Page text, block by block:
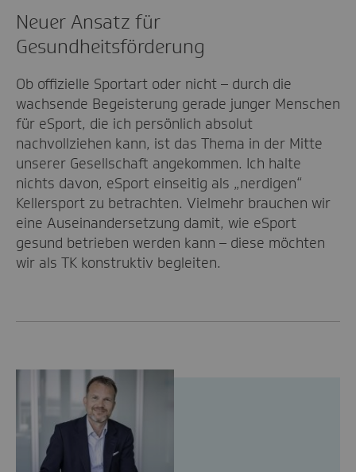
Neuer Ansatz für
Gesundheitsförderung
Ob offizielle Sportart oder nicht – durch die
wachsende Begeisterung gerade junger Menschen
für eSport, die ich persönlich absolut
nachvollziehen kann, ist das Thema in der Mitte
unserer Gesellschaft angekommen. Ich halte
nichts davon, eSport einseitig als „nerdigen“
Kellersport zu betrachten. Vielmehr brauchen wir
eine Auseinandersetzung damit, wie eSport
gesund betrieben werden kann – diese möchten
wir als TK konstruktiv begleiten.